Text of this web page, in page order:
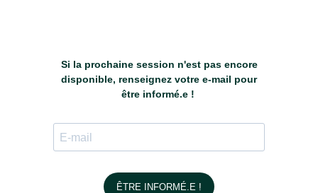
Si la prochaine session n'est pas encore
disponible, renseignez votre e-mail pour
être informé.e !
ÊTRE INFORMÉ.E !